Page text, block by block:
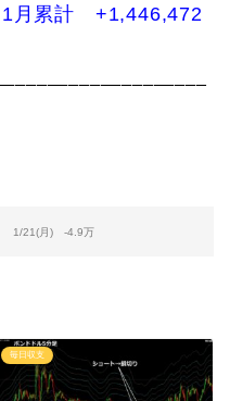
累計 +1,446,472
1/21(月) -4.9万
毎日収支